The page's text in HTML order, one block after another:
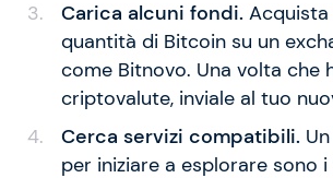
Carica alcuni fondi.
quantità di Bitcoin su un
come Bitnovo. Una volta che
criptovalute, inviale al tuo
Cerca servizi compatibili.
per iniziare a esplorare sono